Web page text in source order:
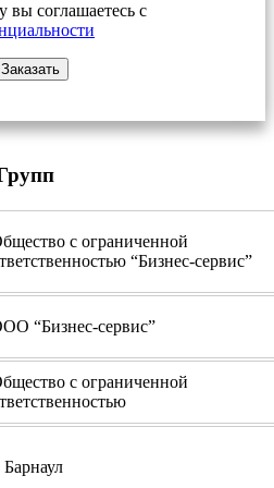
вы соглашаетесь с
с ограниченной
“Бизнес-сервис”
“Бизнес-сервис”
с ограниченной
Барнаул